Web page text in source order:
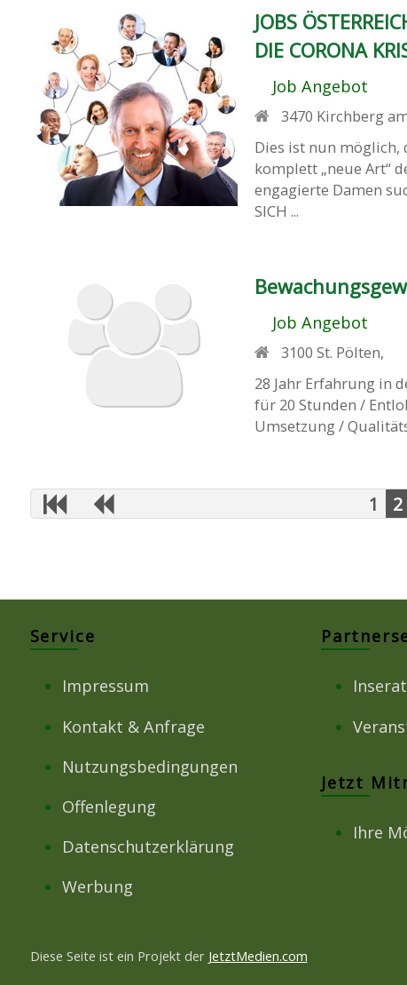
JOBS
DIE CORONA
Job Angebot
3470 Kirchberg
Dies ist nun möglich,
komplett „neue Art“
engagierte Damen
SICH ...
Job Angebot
3100 St. Pölten,
28 Jahr Erfahrung in
für 20 Stunden /
Umsetzung /
1 2
Service
Impressum
Kontakt & Anfrage
Nutzungsbedingungen
Offenlegung
Datenschutzerklärung
Werbung
Jetzt
Ihre
Diese Seite ist ein Projekt der JetztMedien.com